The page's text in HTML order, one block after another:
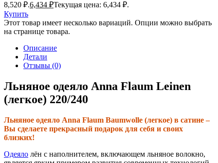
8,520 ₽.6,434 ₽Текущая цена: 6,434 ₽.
Купить
Этот товар имеет несколько вариаций. Опции можно выбрать
на странице товара.
Описание
Детали
Отзывы (0)
Льняное одеяло Anna Flaum Leinen
(легкое) 220/240
Льняное одеяло Anna Flaum Baumwolle (легкое) в сатине –
Вы сделаете прекрасный подарок для себя и своих
близких!
Одеяло лён с наполнителем, включающем льняное волокно,